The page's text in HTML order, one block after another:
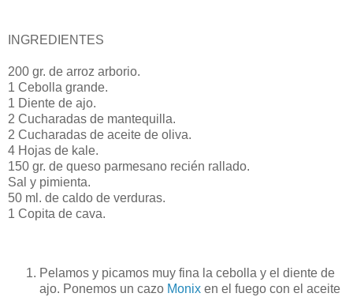
INGREDIENTES
200 gr. de arroz arborio.
1 Cebolla grande.
1 Diente de ajo.
2 Cucharadas de mantequilla.
2 Cucharadas de aceite de oliva.
4 Hojas de kale.
150 gr. de queso parmesano recién rallado.
Sal y pimienta.
50 ml. de caldo de verduras.
1 Copita de cava.
Pelamos y picamos muy fina la cebolla y el diente de
ajo. Ponemos un cazo Monix en el fuego con el aceite